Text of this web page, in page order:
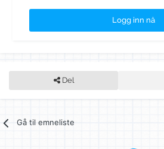
Logg inn nå
Del
Gå til emneliste